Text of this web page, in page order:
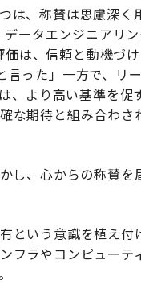
は、称賛は思慮深
ータエンジニアリ
は、信頼と動機づ
った」一方で、リ
より高い基準を促
な期待と組み合わさ
し、心からの称賛を
という意識を植え
フラやコンピューテ